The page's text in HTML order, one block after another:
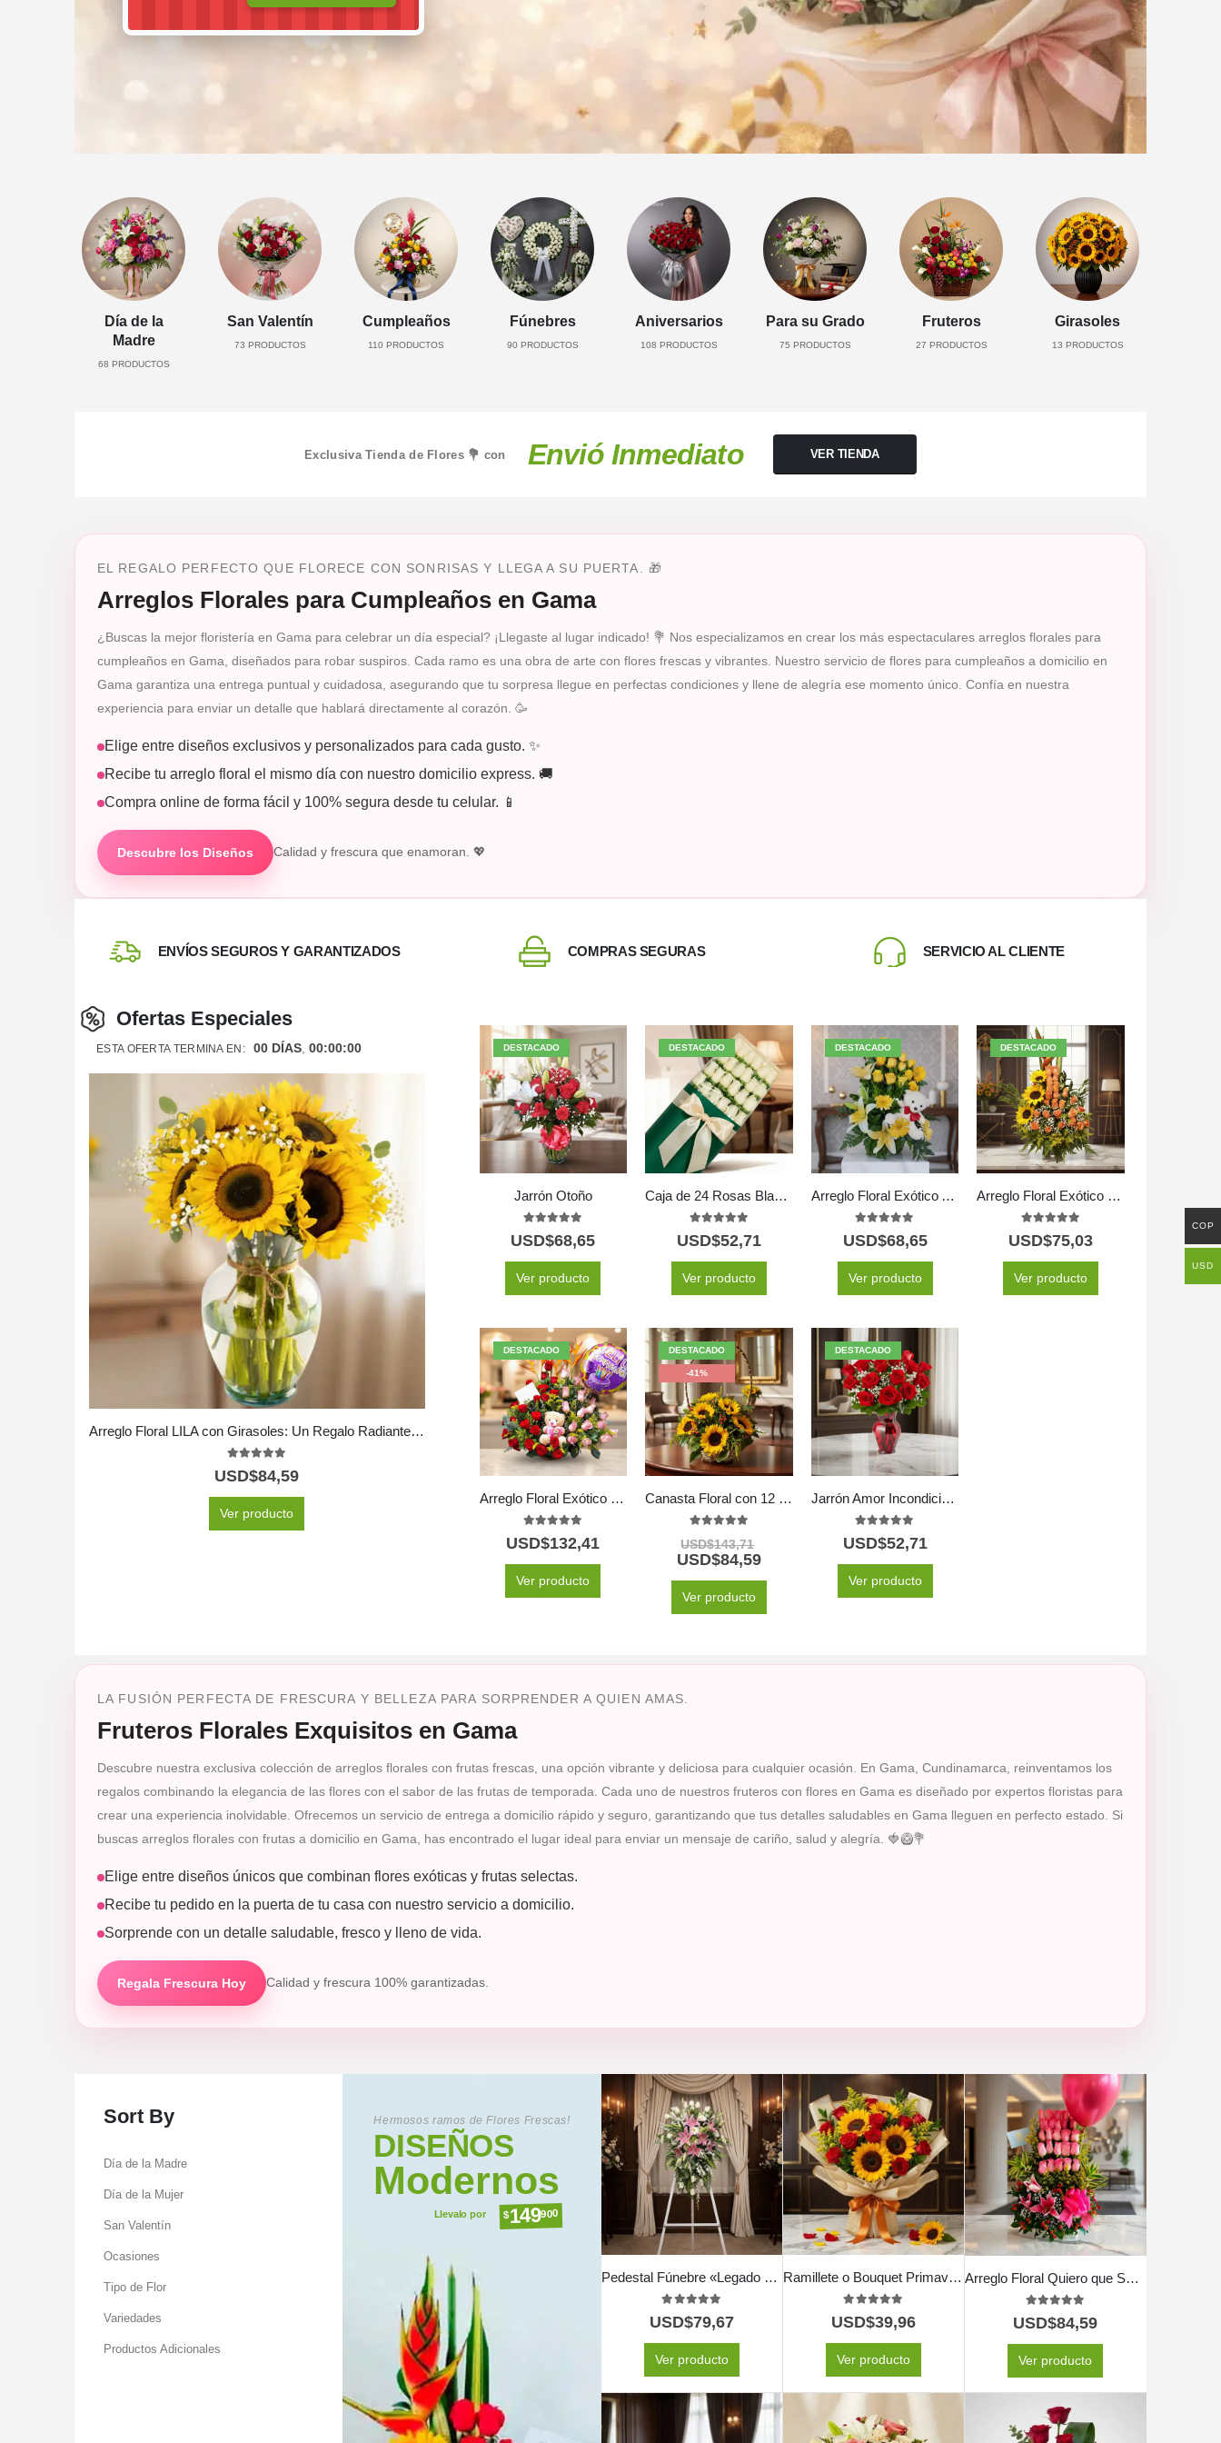
Día de la
Madre
68 PRODUCTOS
San Valentín
73 PRODUCTOS
Cumpleaños
110 PRODUCTOS
Fúnebres
90 PRODUCTOS
Aniversarios
108 PRODUCTOS
Para su Grado
75 PRODUCTOS
Fruteros
27 PRODUCTOS
Girasoles
13 PRODUCTOS
Exclusiva Tienda de Flores 💐 con Envió Inmediato VER TIENDA
EL REGALO PERFECTO QUE FLORECE CON SONRISAS Y LLEGA A SU PUERTA. 🎁
Arreglos Florales para Cumpleaños en Gama
¿Buscas la mejor floristería en Gama para celebrar un día especial? ¡Llegaste al lugar indicado! 💐 Nos especializamos en crear los más espectaculares arreglos florales para
cumpleaños en Gama, diseñados para robar suspiros. Cada ramo es una obra de arte con flores frescas y vibrantes. Nuestro servicio de flores para cumpleaños a domicilio en
Gama garantiza una entrega puntual y cuidadosa, asegurando que tu sorpresa llegue en perfectas condiciones y llene de alegría ese momento único. Confía en nuestra
experiencia para enviar un detalle que hablará directamente al corazón. 🥳
Elige entre diseños exclusivos y personalizados para cada gusto. ✨
Recibe tu arreglo floral el mismo día con nuestro domicilio express. 🚚
Compra online de forma fácil y 100% segura desde tu celular. 📱
Descubre los Diseños Calidad y frescura que enamoran. 💖
ENVÍOS SEGUROS Y GARANTIZADOS COMPRAS SEGURAS SERVICIO AL CLIENTE
Ofertas Especiales
ESTA OFERTA TERMINA EN: 00 DÍAS 00:00:00
Arreglo Floral LILA con Girasoles: Un Regalo Radiante de Amor y Gratitud 🌻
out of 5
USD$84,59
Ver producto
DESTACADO
Jarrón Otoño
out of 5
USD$68,65
Ver producto
DESTACADO
Caja de 24 Rosas Blancas
out of 5
USD$52,71
Ver producto
DESTACADO
Arreglo Floral Exótico Amaretto
out of 5
USD$68,65
Ver producto
DESTACADO
Arreglo Floral Exótico Intocable
out of 5
USD$75,03
Ver producto
DESTACADO
Arreglo Floral Exótico Especial
5.00
USD$132,41
Ver producto
DESTACADO
-41%
Canasta Floral con 12 Girasoles
USD$143,71
USD$84,59
Ver producto
DESTACADO
Jarrón Amor Incondicional
out of 5
USD$52,71
Ver producto
LA FUSIÓN PERFECTA DE FRESCURA Y BELLEZA PARA SORPRENDER A QUIEN AMAS.
Fruteros Florales Exquisitos en Gama
Descubre nuestra exclusiva colección de arreglos florales con frutas frescas, una opción vibrante y deliciosa para cualquier ocasión. En Gama, Cundinamarca, reinventamos los
regalos combinando la elegancia de las flores con el sabor de las frutas de temporada. Cada uno de nuestros fruteros con flores en Gama es diseñado por expertos floristas para
crear una experiencia inolvidable. Ofrecemos un servicio de entrega a domicilio rápido y seguro, garantizando que tus detalles saludables en Gama lleguen en perfecto estado. Si
buscas arreglos florales con frutas a domicilio en Gama, has encontrado el lugar ideal para enviar un mensaje de cariño, salud y alegría. 🍓🥝💐
Elige entre diseños únicos que combinan flores exóticas y frutas selectas.
Recibe tu pedido en la puerta de tu casa con nuestro servicio a domicilio.
Sorprende con un detalle saludable, fresco y lleno de vida.
Regala Frescura Hoy Calidad y frescura 100% garantizadas.
Hermosos ramos de Flores Frescas!
DISEÑOS
Modernos
Llevalo por $149900
Sort By
Día de la Madre
Día de la Mujer
San Valentín
Ocasiones
Tipo de Flor
Variedades
Productos Adicionales
Pedestal Fúnebre «Legado Eterno» para Marcelo 🕊️
out of 5
USD$79,67
Ver producto
Ramillete o Bouquet Primavera
out of 5
USD$39,96
Ver producto
Arreglo Floral Quiero que Sepas
out of 5
USD$84,59
Ver producto
COP
USD